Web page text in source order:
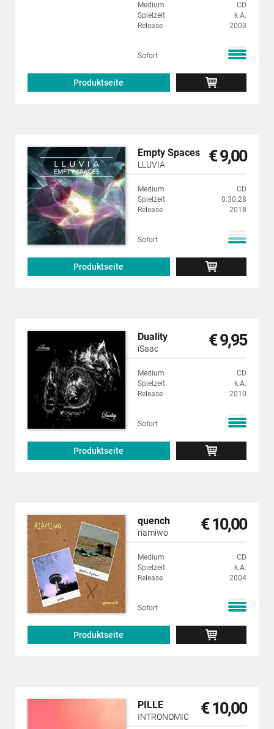
Medium
CD
Spielzeit
k.A.
Release
2003
Sofort
Produktseite
Empty Spaces
LLUVIA € 9,00
Medium
CD
Spielzeit
0:30:28
Release
2018
Sofort
Produktseite
Duality
iSaac € 9,95
Medium
CD
Spielzeit
k.A.
Release
2010
Sofort
Produktseite
quench
riamiwo € 10,00
Medium
CD
Spielzeit
k.A.
Release
2004
Sofort
Produktseite
PILLE
INTRONOMIC € 10,00